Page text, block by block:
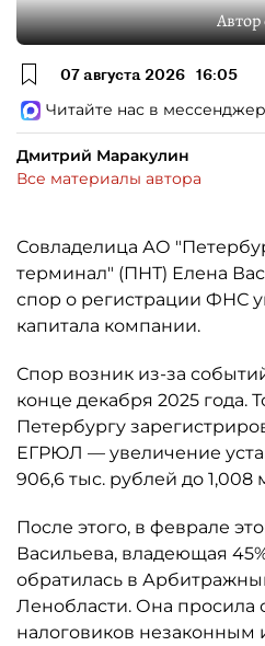
07 августа 2026 16:05
Читайте нас в
Дмитрий Маракулин
Все материалы автора
Совладелица АО
терминал" (ПНТ) Елена
спор о регистрации ФНС
капитала компании.
Спор возник из-за
конце декабря 2025
Петербургу
ЕГРЮЛ — увеличение
906,6 тыс. рублей до 1,008
После этого, в феврале
Васильева, владеющая
обратилась в
Ленобласти. Она просила
налоговиков незаконным